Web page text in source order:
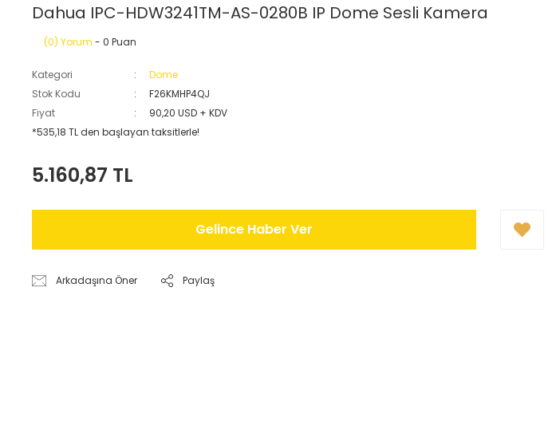
Dahua IPC-HDW3241TM-AS-0280B IP Dome Sesli Kamera
(0) Yorum - 0 Puan
Kategori
Dome
Stok Kodu
F26KMHP4QJ
Fiyat
90,20 USD + KDV
*535,18 TL den başlayan taksitlerle!
5.160,87 TL
Gelince Haber Ver
Arkadaşına Öner Paylaş